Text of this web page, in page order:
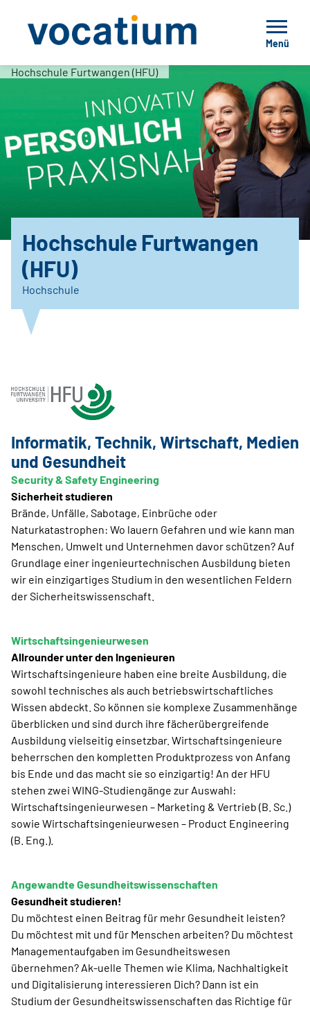
Menü
Hochschule Furtwangen (HFU)
Hochschule Furtwangen
(HFU)
Hochschule
Informatik, Technik, Wirtschaft, Medien
und Gesundheit
Security & Safety Engineering
Sicherheit studieren
Brände, Unfälle, Sabotage, Einbrüche oder
Naturkatastrophen: Wo lauern Gefahren und wie kann man
Menschen, Umwelt und Unternehmen davor schützen? Auf
Grundlage einer ingenieurtechnischen Ausbildung bieten
wir ein einzigartiges Studium in den wesentlichen Feldern
der Sicherheitswissenschaft.
Wirtschaftsingenieurwesen
Allrounder unter den Ingenieuren
Wirtschaftsingenieure haben eine breite Ausbildung, die
sowohl technisches als auch betriebswirtschaftliches
Wissen abdeckt. So können sie komplexe Zusammenhänge
überblicken und sind durch ihre fächerübergreifende
Ausbildung vielseitig einsetzbar. Wirtschaftsingenieure
beherrschen den kompletten Produktprozess von Anfang
bis Ende und das macht sie so einzigartig! An der HFU
stehen zwei WING-Studiengänge zur Auswahl:
Wirtschaftsingenieurwesen – Marketing & Vertrieb (B. Sc.)
sowie Wirtschaftsingenieurwesen – Product Engineering
(B. Eng.).
Angewandte Gesundheitswissenschaften
Gesundheit studieren!
Du möchtest einen Beitrag für mehr Gesundheit leisten?
Du möchtest mit und für Menschen arbeiten? Du möchtest
Managementaufgaben im Gesundheitswesen
übernehmen? Ak-uelle Themen wie Klima, Nachhaltigkeit
und Digitalisierung interessieren Dich? Dann ist ein
Studium der Gesundheitswissenschaften das Richtige für